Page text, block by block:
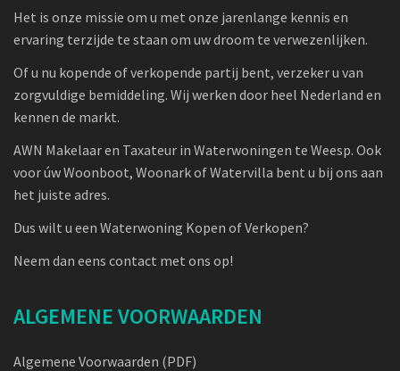
Het is onze missie om u met onze jarenlange kennis en
ervaring terzijde te staan om uw droom te verwezenlijken.
Of u nu kopende of verkopende partij bent, verzeker u van
zorgvuldige bemiddeling. Wij werken door heel Nederland en
kennen de markt.
AWN Makelaar en Taxateur in Waterwoningen te Weesp. Ook
voor úw Woonboot, Woonark of Watervilla bent u bij ons aan
het juiste adres.
Dus wilt u een Waterwoning Kopen of Verkopen?
Neem dan eens contact met ons op!
ALGEMENE VOORWAARDEN
Algemene Voorwaarden (PDF)